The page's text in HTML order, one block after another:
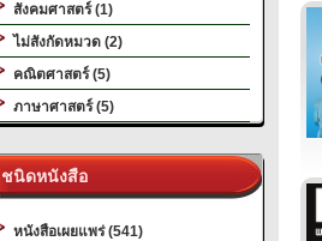
สังคมศาสตร์ (1)
ไม่สังกัดหมวด (2)
คณิตศาสตร์ (5)
ภาษาศาสตร์ (5)
ชนิดหนังสือ
หนังสือเผยแพร่ (541)